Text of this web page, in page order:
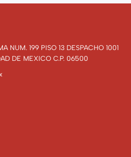
NUM. 199 PISO 13 DESPACHO 1001
DE MEXICO C.P. 06500